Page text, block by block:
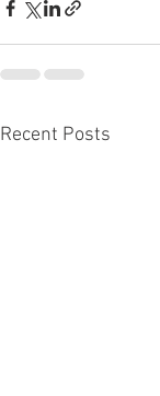
Recent Posts